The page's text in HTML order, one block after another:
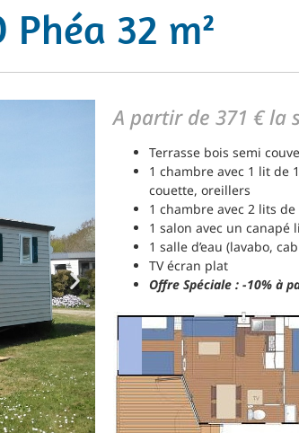
32 m²
A partir de 371 € la
Terrasse bois semi
1 chambre avec 1 lit de
couette, oreillers
1 chambre avec 2 lits
1 salon avec un canapé
1 salle d’eau (lavabo,
TV écran plat
Offre Spéciale : -10% à